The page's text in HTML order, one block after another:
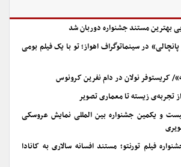
بهترین مستند جشنواره دوربان شد
در سینماتوگراف اهواز؛ تو با یک فیلم بومی
کریستوفر نولان در دام نفرین کرونوس
تجربه‌ی زیسته تا معماری تصویر
و یکمین جشنواره بین المللی نمایش عروسکی
فیلم تورنتو؛ مستند افسانه سالاری به کانادا